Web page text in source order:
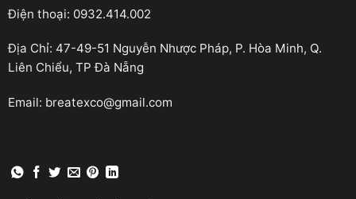
Điện thoại: 0932.414.002
Địa Chỉ: 47-49-51 Nguyễn Nhược Pháp, P. Hòa Minh, Q.
Liên Chiểu, TP Đà Nẵng
Email: breatexco@gmail.com